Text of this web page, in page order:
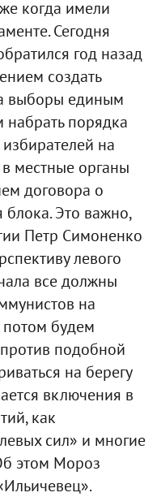
когда имели
Сегодня
год назад
создать
выборы единым
набрать порядка
на
местные органы
договора о
Это важно,
Петр Симоненко
левого
все должны
на
потом будем
подобной
на берегу
включения в
как
сил» и многие
этом Мороз